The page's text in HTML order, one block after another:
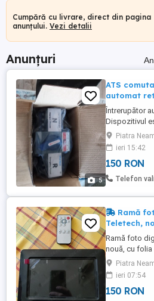
Cumpără cu livrare, direct din pagina
anunțului. Vezi detalii
Anunțuri
5
ATS
automat
Întrerupător
Dispozitivul
comuta
normală și
continuitatea
întreruperi.
instrucți
Piatra
ieri 15:42
150 RON
Telefon
Ramă
Teletech,
Ramă foto
nouă, cu
defecte,
fotografiilor
și elegant.
telecomandă
Piatra
ieri 07:54
150 RON